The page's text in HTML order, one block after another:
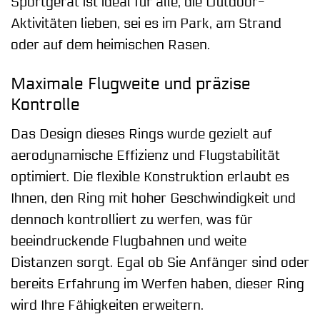
Aktivitäten lieben, sei es im Park, am Strand
oder auf dem heimischen Rasen.
Maximale Flugweite und präzise
Kontrolle
Das Design dieses Rings wurde gezielt auf
aerodynamische Effizienz und Flugstabilität
optimiert. Die flexible Konstruktion erlaubt es
Ihnen, den Ring mit hoher Geschwindigkeit und
dennoch kontrolliert zu werfen, was für
beeindruckende Flugbahnen und weite
Distanzen sorgt. Egal ob Sie Anfänger sind oder
bereits Erfahrung im Werfen haben, dieser Ring
wird Ihre Fähigkeiten erweitern.